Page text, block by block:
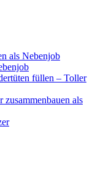
als Nebenjob
füllen – Toller
zusammenbauen als